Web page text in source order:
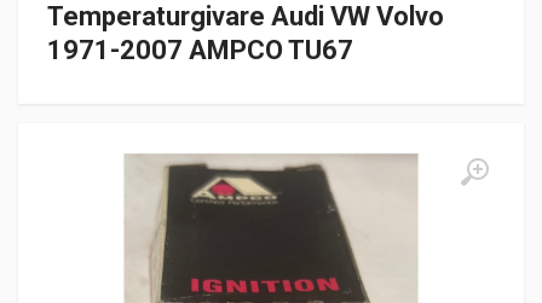
Temperaturgivare Audi VW Volvo
1971-2007 AMPCO TU67